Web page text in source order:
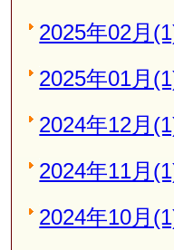
2025年02月
2025年01月
2024年12月
2024年11月
2024年10月